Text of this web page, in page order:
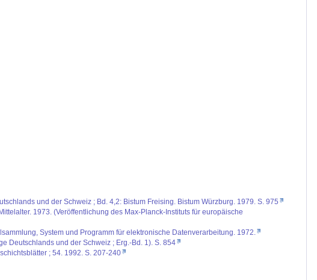
und der Schweiz ; Bd. 4,2: Bistum Freising. Bistum Würzburg. 1979. S. 975
1973. (Veröffentlichung des Max-Planck-Instituts für europäische
System und Programm für elektronische Datenverarbeitung. 1972.
Deutschlands und der Schweiz ; Erg.-Bd. 1). S. 854
; 54. 1992. S. 207-240